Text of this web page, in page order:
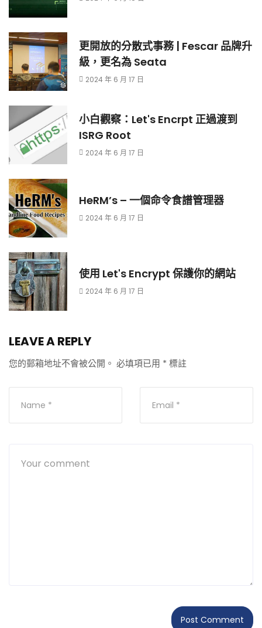
更開放的分散式事務 | Fescar 品牌升
級，更名為 Seata
2024 年 6 月 17 日
小白觀察：Let's Encrpt 正過渡到
ISRG Root
2024 年 6 月 17 日
HeRM’s – 一個命令食譜管理器
2024 年 6 月 17 日
使用 Let's Encrypt 保護你的網站
2024 年 6 月 17 日
LEAVE A REPLY
您的郵箱地址不會被公開。 必填項已用 * 標註